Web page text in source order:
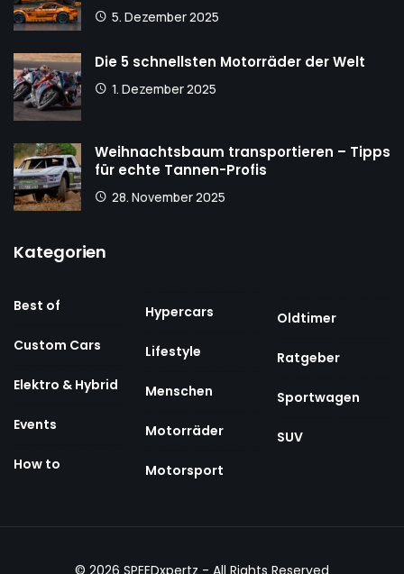
5. Dezember 2025
Die 5 schnellsten Motorräder der Welt
1. Dezember 2025
Weihnachtsbaum transportieren – Tipps
für echte Tannen-Profis
28. November 2025
Kategorien
Best of
Custom Cars
Elektro & Hybrid
Events
How to
Hypercars
Lifestyle
Menschen
Motorräder
Motorsport
Oldtimer
Ratgeber
Sportwagen
SUV
© 2026 SPEEDxpertz - All Rights Reserved